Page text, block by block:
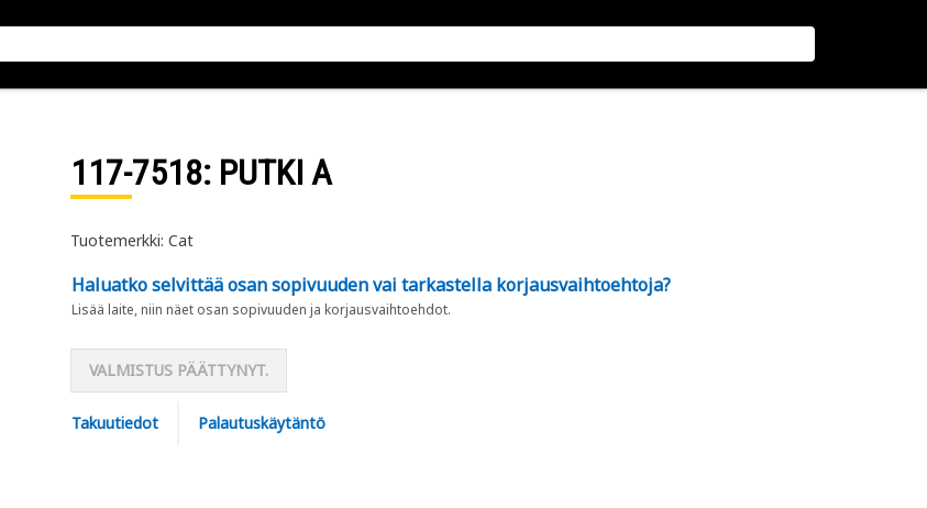
117-7518: PUTKI A
Tuotemerkki: Cat
Haluatko selvittää osan sopivuuden vai tarkastella korjausvaihtoehtoja?
Lisää laite, niin näet osan sopivuuden ja korjausvaihtoehdot.
VALMISTUS PÄÄTTYNYT.
Takuutiedot Palautuskäytäntö